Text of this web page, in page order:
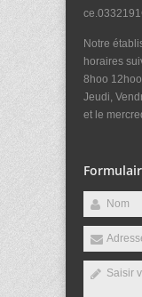
Notre
horaires
8hoo
Jeudi,
et le